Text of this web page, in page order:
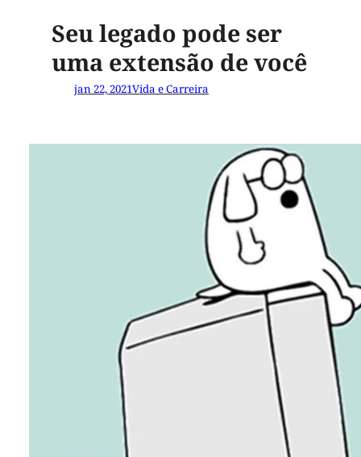
Seu legado pode ser
uma extensão de você
jan 22, 2021Vida e Carreira